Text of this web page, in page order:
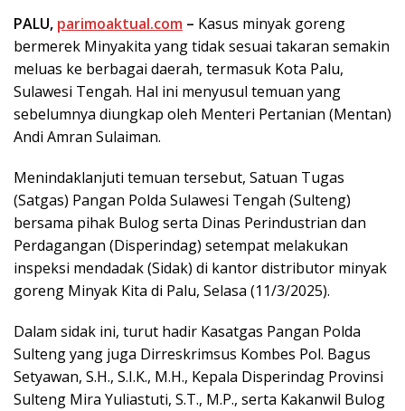
PALU, parimoaktual.com – Kasus minyak goreng
bermerek Minyakita yang tidak sesuai takaran semakin
meluas ke berbagai daerah, termasuk Kota Palu,
Sulawesi Tengah. Hal ini menyusul temuan yang
sebelumnya diungkap oleh Menteri Pertanian (Mentan)
Andi Amran Sulaiman.
Menindaklanjuti temuan tersebut, Satuan Tugas
(Satgas) Pangan Polda Sulawesi Tengah (Sulteng)
bersama pihak Bulog serta Dinas Perindustrian dan
Perdagangan (Disperindag) setempat melakukan
inspeksi mendadak (Sidak) di kantor distributor minyak
goreng Minyak Kita di Palu, Selasa (11/3/2025).
Dalam sidak ini, turut hadir Kasatgas Pangan Polda
Sulteng yang juga Dirreskrimsus Kombes Pol. Bagus
Setyawan, S.H., S.I.K., M.H., Kepala Disperindag Provinsi
Sulteng Mira Yuliastuti, S.T., M.P., serta Kakanwil Bulog